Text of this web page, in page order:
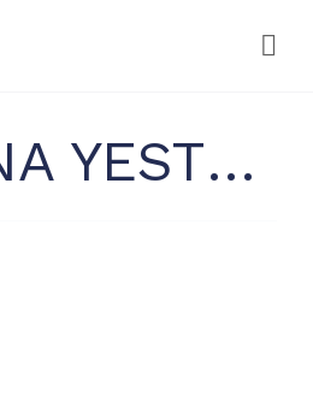
CRISTINA YESTE AZOR